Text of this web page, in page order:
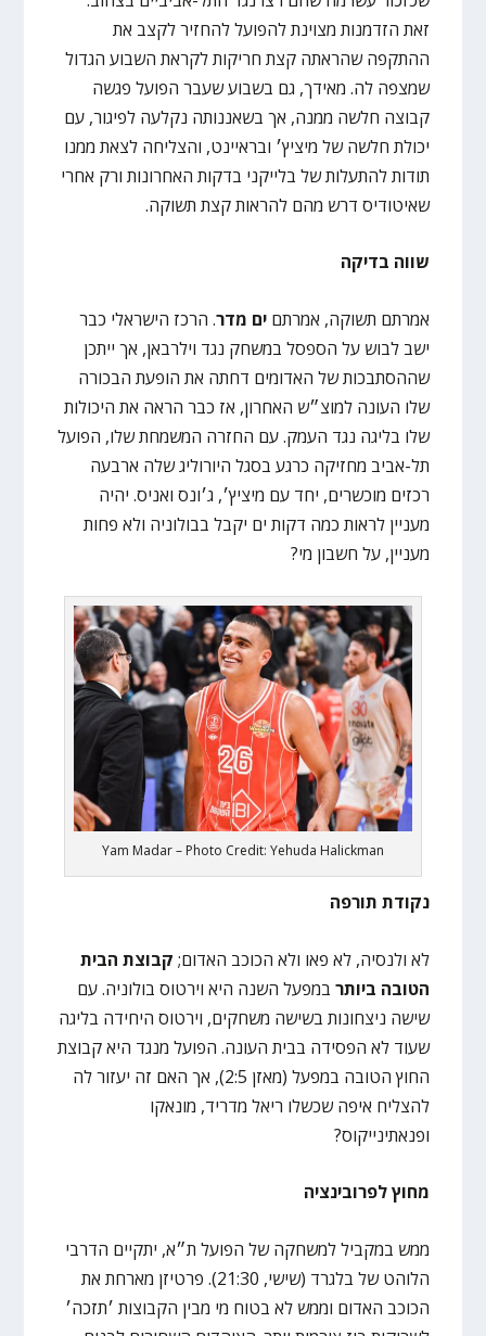
זאת הזדמנות מצוינת להפועל להחזיר לקצב את
ההתקפה שהראתה קצת חריקות לקראת השבוע הגדול
שמצפה לה. מאידך, גם בשבוע שעבר הפועל פגשה
קבוצה חלשה ממנה, אך בשאננותה נקלעה לפיגור, עם
יכולת חלשה של מיציץ׳ ובראיינט, והצליחה לצאת ממנו
תודות להתעלות של בלייקני בדקות האחרונות ורק אחרי
שאיטודיס דרש מהם להראות קצת תשוקה.
שווה בדיקה
אמרתם תשוקה, אמרתםים מדר. הרכז הישראלי כבר
ישב לבוש על הספסל במשחק נגד וילרבאן, אך ייתכן
שההסתבכות של האדומים דחתה את הופעת הבכורה
שלו העונה למוצ״ש האחרון, אז כבר הראה את היכולות
שלו בליגה נגד העמק. עם החזרה המשמחת שלו, הפועל
תל-אביב מחזיקה כרגע בסגל היורוליג שלה ארבעה
רכזים מוכשרים, יחד עם מיציץ׳, ג׳ונס ואניס. יהיה
מעניין לראות כמה דקות ים יקבל בבולוניה ולא פחות
מעניין, על חשבון מי?
Yam Madar – Photo Credit: Yehuda Halickman
נקודת תורפה
לא ולנסיה, לא פאו ולא הכוכב האדום; קבוצת הבית
הטובה ביותר במפעל השנה היא וירטוס בולוניה. עם
שישה ניצחונות בשישה משחקים, וירטוס היחידה בליגה
שעוד לא הפסידה בבית העונה. הפועל מנגד היא קבוצת
החוץ הטובה במפעל (מאזן 2:5), אך האם זה יעזור לה
להצליח איפה שכשלו ריאל מדריד, מונאקו
ופנאתינייקוס?
מחוץ לפרובינציה
ממש במקביל למשחקה של הפועל ת״א, יתקיים הדרבי
הלוהט של בלגרד (שישי, 21:30). פרטיזן מארחת את
הכוכב האדום וממש לא בטוח מי מבין הקבוצות ׳תזכה׳